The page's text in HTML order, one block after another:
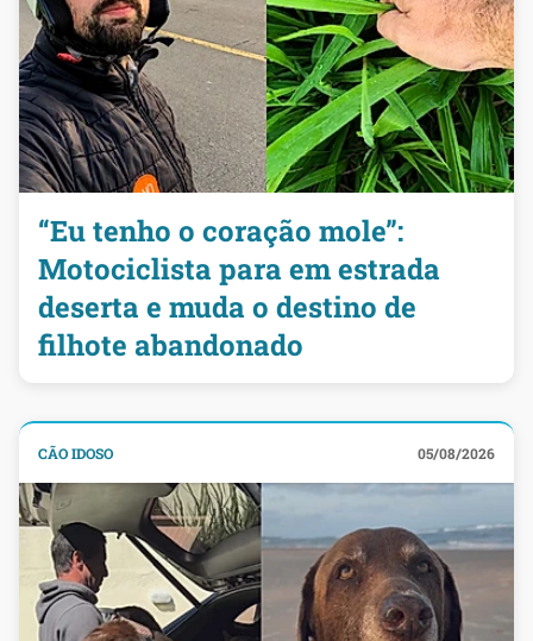
“Eu tenho o coração mole”:
Motociclista para em estrada
deserta e muda o destino de
filhote abandonado
CÃO IDOSO 05/08/2026